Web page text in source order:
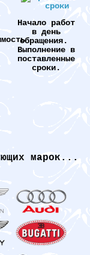
Начало работ
в день
обращения.
Выполнение в
поставленные
сроки.
марок...